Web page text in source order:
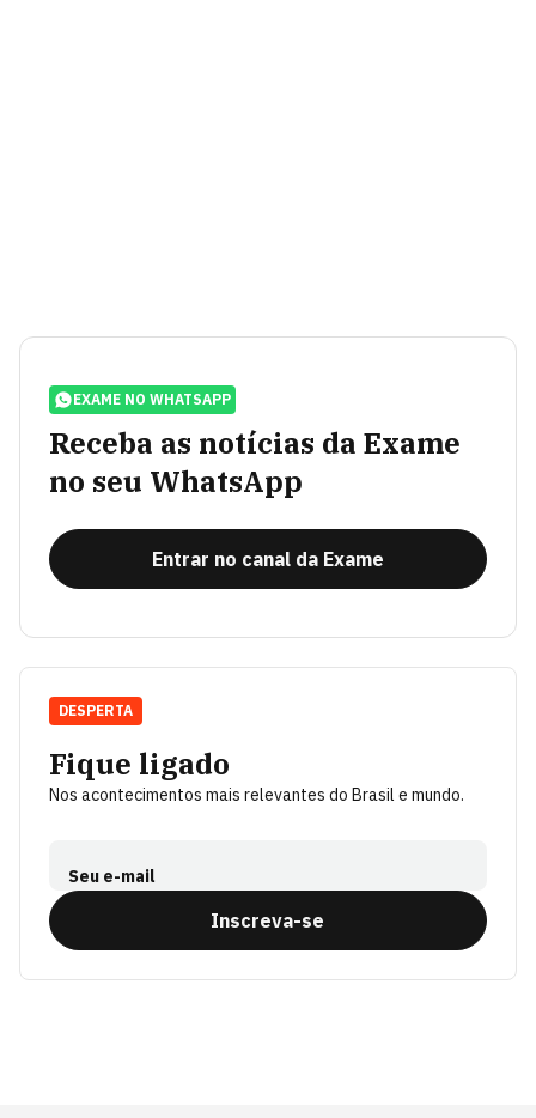
EXAME NO WHATSAPP
Receba as notícias da Exame
no seu WhatsApp
Entrar no canal da Exame
Fique ligado
Nos acontecimentos mais relevantes do Brasil e mundo.
Seu e-mail
Inscreva-se
DESPERTA